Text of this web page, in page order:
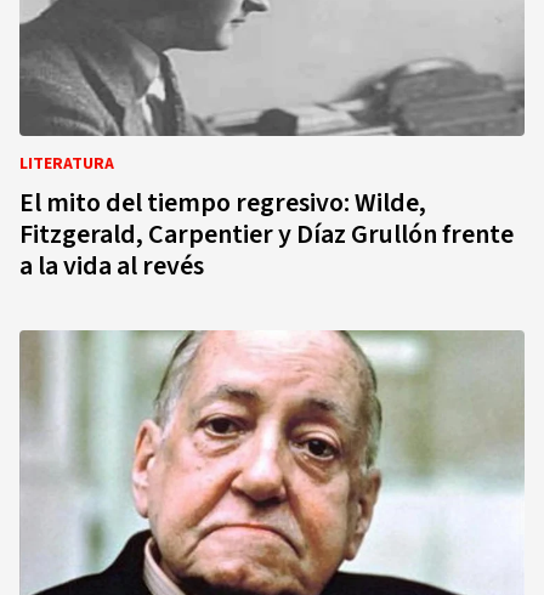
LITERATURA
El mito del tiempo regresivo: Wilde,
Fitzgerald, Carpentier y Díaz Grullón frente
a la vida al revés